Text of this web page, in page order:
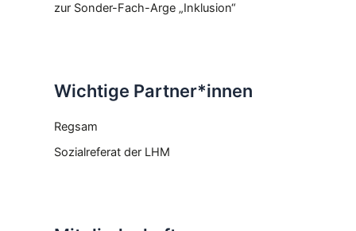
zur Sonder-Fach-Arge „Inklusion“
Wichtige Partner*innen
Regsam
Sozialreferat der LHM